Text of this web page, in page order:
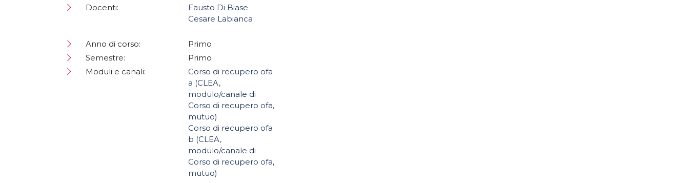
Docenti:
Fausto Di Biase
Cesare Labianca
Anno di corso:
Primo
Semestre:
Primo
Moduli e canali:
Corso di recupero ofa
a (CLEA,
modulo/canale di
Corso di recupero ofa,
mutuo)
Corso di recupero ofa
b (CLEA,
modulo/canale di
Corso di recupero ofa,
mutuo)